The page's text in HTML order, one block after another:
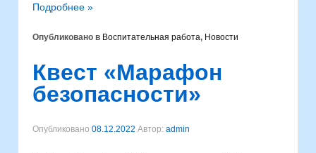
Подробнее »
Опубликовано в Воспитательная работа, Новости
Квест «Марафон
безопасности»
Опубликовано 08.12.2022 Автор: admin